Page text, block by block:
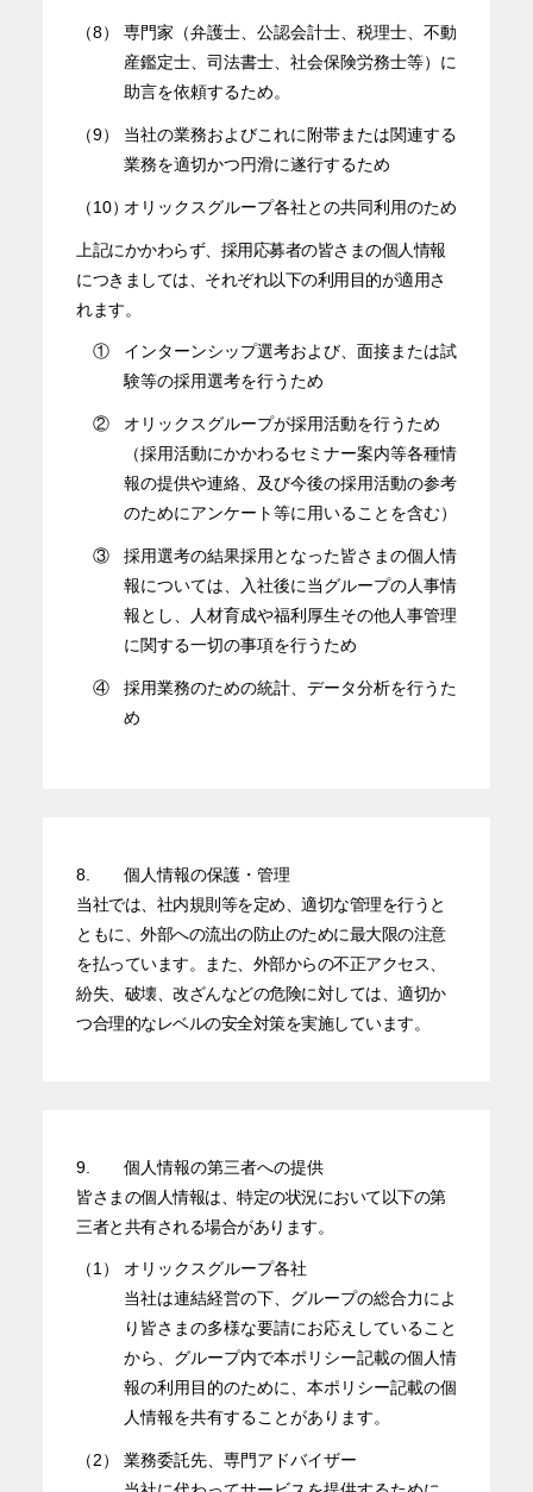
（8）
専門家（弁護士、公認会計士、税理士、不動
産鑑定士、司法書士、社会保険労務士等）に
助言を依頼するため。
（9）
当社の業務およびこれに附帯または関連する
業務を適切かつ円滑に遂行するため
（10）オリックスグループ各社との共同利用のため
上記にかかわらず、採用応募者の皆さまの個人情報
につきましては、それぞれ以下の利用目的が適用さ
れます。
①
インターンシップ選考および、面接または試
験等の採用選考を行うため
②
オリックスグループが採用活動を行うため
（採用活動にかかわるセミナー案内等各種情
報の提供や連絡、及び今後の採用活動の参考
のためにアンケート等に用いることを含む）
③
採用選考の結果採用となった皆さまの個人情
報については、入社後に当グループの人事情
報とし、人材育成や福利厚生その他人事管理
に関する一切の事項を行うため
④
採用業務のための統計、データ分析を行うた
め
8.
個人情報の保護・管理
当社では、社内規則等を定め、適切な管理を行うと
ともに、外部への流出の防止のために最大限の注意
を払っています。また、外部からの不正アクセス、
紛失、破壊、改ざんなどの危険に対しては、適切か
つ合理的なレベルの安全対策を実施しています。
9.
個人情報の第三者への提供
皆さまの個人情報は、特定の状況において以下の第
三者と共有される場合があります。
（1）
オリックスグループ各社
当社は連結経営の下、グループの総合力によ
り皆さまの多様な要請にお応えしていること
から、グループ内で本ポリシー記載の個人情
報の利用目的のために、本ポリシー記載の個
人情報を共有することがあります。
（2）
業務委託先、専門アドバイザー